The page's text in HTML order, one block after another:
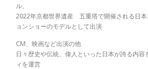
ル、
2022年京都世界遺産 五重塔で開催される日本
ョンショーのモデルとして出演
CM、映画など出演の他
日々歴史や伝統、偉人といった日本が誇る内容
ィを運営